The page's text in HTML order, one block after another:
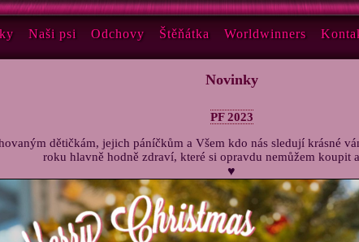
Novinky
PF 2023
dětičkám, jejich páníčkům a Všem kdo nás sledují krásné
roku hlavně hodně zdraví, které si opravdu nemůžem koupit
♥
Naši psi Odchovy Štěňátka Worldwinners